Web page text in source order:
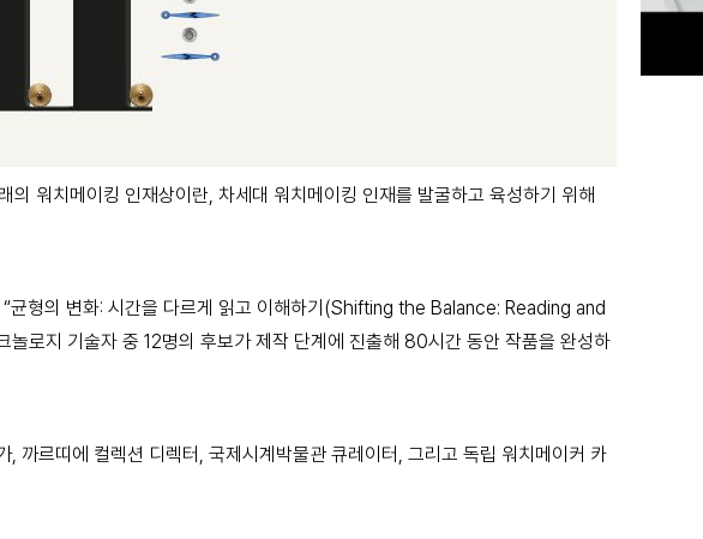
워치메이킹 인재상이란, 차세대 워치메이킹 인재를 발굴하고 육성하기 위해
균형의 변화: 시간을 다르게 읽고 이해하기(Shifting the Balance: Reading and
로지 기술자 중 12명의 후보가 제작 단계에 진출해 80시간 동안 작품을 완성하
까르띠에 컬렉션 디렉터, 국제시계박물관 큐레이터, 그리고 독립 워치메이커 카